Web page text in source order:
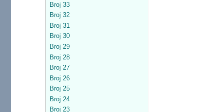
Broj 33
Broj 32
Broj 31
Broj 30
Broj 29
Broj 28
Broj 27
Broj 26
Broj 25
Broj 24
Broj 23